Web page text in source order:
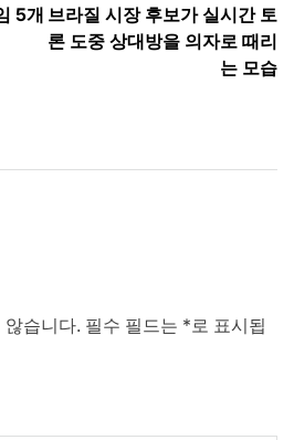
5개 브라질 시장 후보가 실시간 토
론 도중 상대방을 의자로 때리
는 모습
않습니다. 필수 필드는 *로 표시됩